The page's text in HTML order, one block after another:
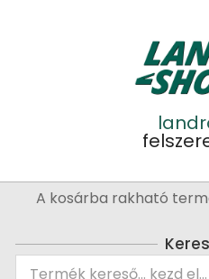
PrimaryA kosárba rakható